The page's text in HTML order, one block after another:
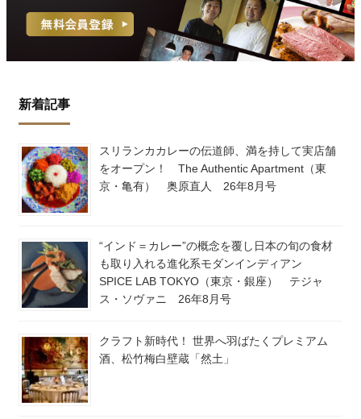
新着記事
スリランカカレーの伝道師、満を持して実店舗
をオープン！ The Authentic Apartment（東
京・亀有） 奥原直人 26年8月号
“インド＝カレー”の概念を覆し日本の旬の食材
も取り入れる進化系モダンインディアン
SPICE LAB TOKYO（東京・銀座） テジャ
ス・ソヴァニ 26年8月号
クラフト新時代！ 世界へ羽ばたくプレミアム
酒、松竹梅白壁蔵「然土」